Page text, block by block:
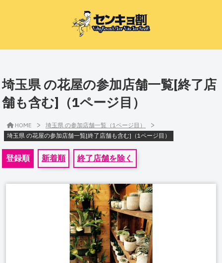
埼玉県 の花屋の参加店舗一覧[終了店
舗も含む]（1ページ目）
HOME > 埼玉県 の参加店舗一覧（1ページ目） >
埼玉県 の花屋の参加店舗一覧[終了店舗も含む]（1ページ目）
登録順 新着順 終了店舗を除く